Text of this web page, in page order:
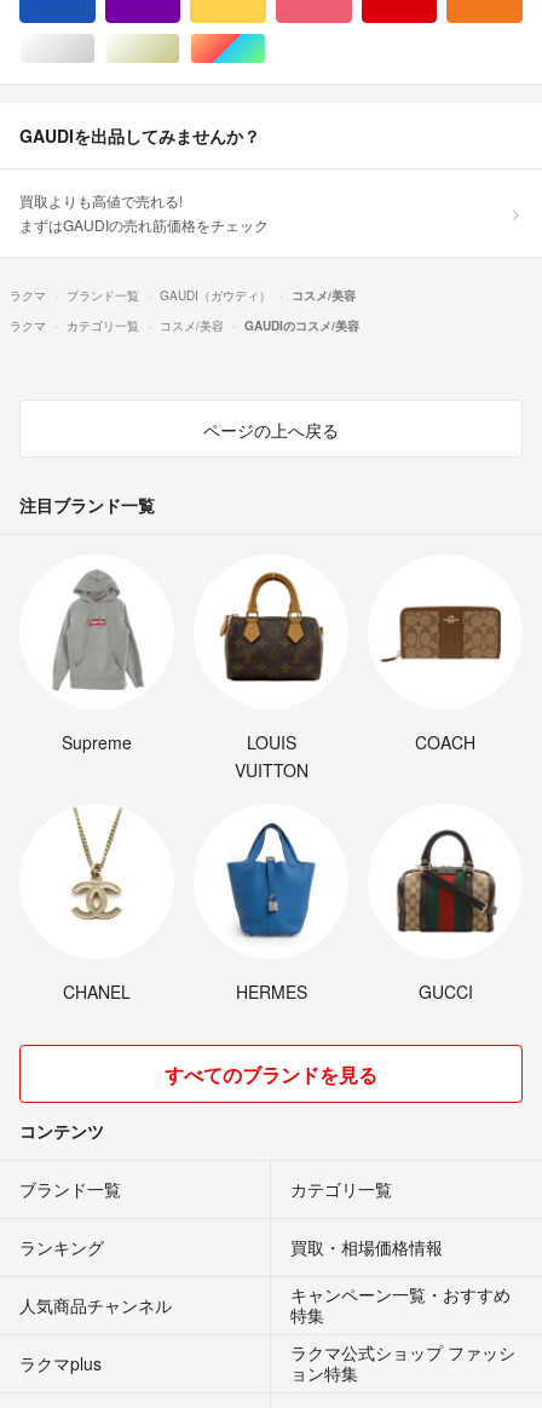
シルバー/銀色系ゴールド/金色系マルチカラー
GAUDIを出品してみませんか？
買取よりも高値で売れる!
まずはGAUDIの売れ筋価格をチェック
ラクマ ブランド一覧 GAUDI（ガウディ）
コスメ/美容
ラクマ
カテゴリ一覧 コスメ/美容 GAUDIのコスメ/美容
ページの上へ戻る
注目ブランド一覧
Supreme
LOUIS
VUITTON
COACH
CHANEL HERMES GUCCI
すべてのブランドを見る
コンテンツ
ブランド一覧 カテゴリ一覧
ランキング 買取・相場価格情報
人気商品チャンネル
キャンペーン一覧・おすすめ
特集
ラクマplus
ラクマ公式ショップ ファッシ
ョン特集